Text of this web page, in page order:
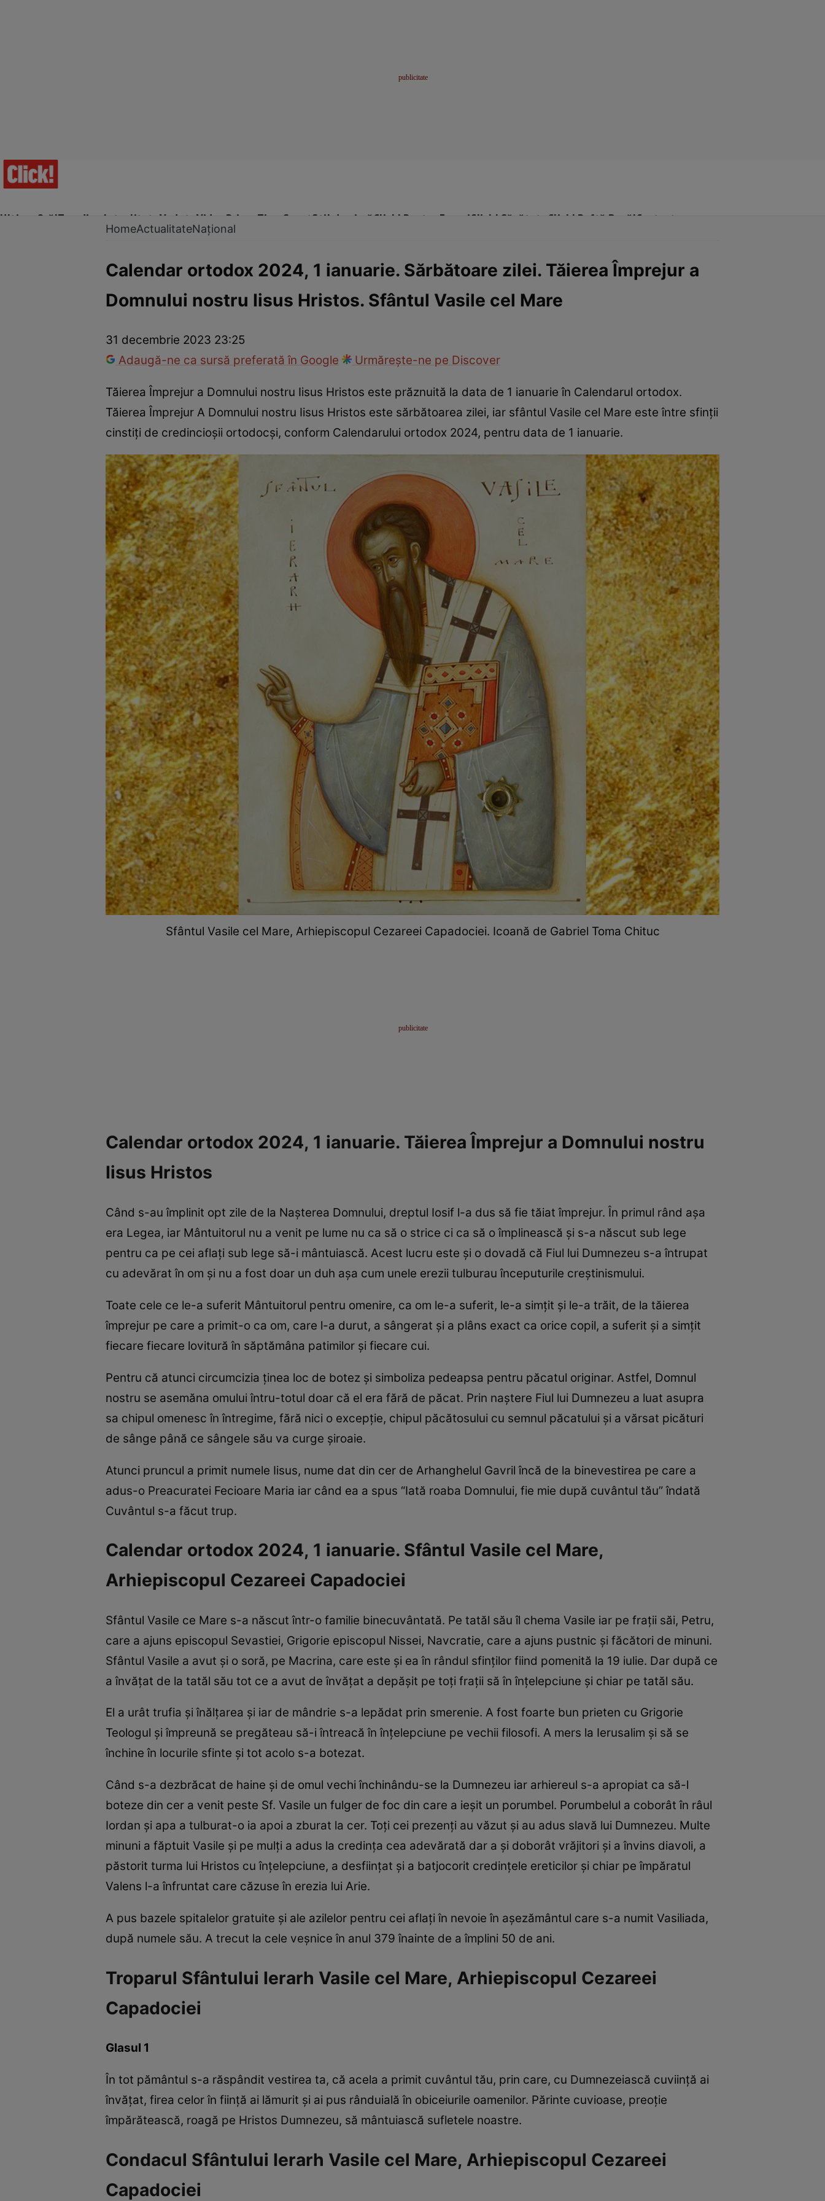
Ultima Oră!Trending Actualitate Vedete Video Prime Time SportStil de viațăClick! Pentru FemeiClick! Sănătate Click! Poftă Bună!Contact
InternaționalFapt diversTehnologieNaționalSport
HomeActualitateNațional
Calendar ortodox 2024, 1 ianuarie. Sărbătoare zilei. Tăierea Împrejur a
Domnului nostru Iisus Hristos. Sfântul Vasile cel Mare
31 decembrie 2023 23:25
Adaugă-ne ca sursă preferată în Google
Urmărește-ne pe Discover
Tăierea Împrejur a Domnului nostru Iisus Hristos este prăznuită la data de 1 ianuarie în Calendarul ortodox.
Tăierea Împrejur A Domnului nostru Iisus Hristos este sărbătoarea zilei, iar sfântul Vasile cel Mare este între sfinții
cinstiți de credincioșii ortodocși, conform Calendarului ortodox 2024, pentru data de 1 ianuarie.
Sfântul Vasile cel Mare, Arhiepiscopul Cezareei Capadociei. Icoană de Gabriel Toma Chituc
Calendar ortodox 2024, 1 ianuarie. Tăierea Împrejur a Domnului nostru
Iisus Hristos
Când s-au împlinit opt zile de la Nașterea Domnului, dreptul Iosif l-a dus să fie tăiat împrejur. În primul rând așa
era Legea, iar Mântuitorul nu a venit pe lume nu ca să o strice ci ca să o împlinească și s-a născut sub lege
pentru ca pe cei aflați sub lege să-i mântuiască. Acest lucru este și o dovadă că Fiul lui Dumnezeu s-a întrupat
cu adevărat în om și nu a fost doar un duh așa cum unele erezii tulburau începuturile creștinismului.
Toate cele ce le-a suferit Mântuitorul pentru omenire, ca om le-a suferit, le-a simțit și le-a trăit, de la tăierea
împrejur pe care a primit-o ca om, care l-a durut, a sângerat și a plâns exact ca orice copil, a suferit și a simțit
fiecare fiecare lovitură în săptămâna patimilor și fiecare cui.
Pentru că atunci circumcizia ținea loc de botez și simboliza pedeapsa pentru păcatul originar. Astfel, Domnul
nostru se asemăna omului întru-totul doar că el era fără de păcat. Prin naștere Fiul lui Dumnezeu a luat asupra
sa chipul omenesc în întregime, fără nici o excepție, chipul păcătosului cu semnul păcatului și a vărsat picături
de sânge până ce sângele său va curge șiroaie.
Atunci pruncul a primit numele Iisus, nume dat din cer de Arhanghelul Gavril încă de la binevestirea pe care a
adus-o Preacuratei Fecioare Maria iar când ea a spus “Iată roaba Domnului, fie mie după cuvântul tău” îndată
Cuvântul s-a făcut trup.
Calendar ortodox 2024, 1 ianuarie. Sfântul Vasile cel Mare,
Arhiepiscopul Cezareei Capadociei
Sfântul Vasile ce Mare s-a născut într-o familie binecuvântată. Pe tatăl său îl chema Vasile iar pe frații săi, Petru,
care a ajuns episcopul Sevastiei, Grigorie episcopul Nissei, Navcratie, care a ajuns pustnic și făcători de minuni.
Sfântul Vasile a avut și o soră, pe Macrina, care este și ea în rândul sfinților fiind pomenită la 19 iulie. Dar după ce
a învățat de la tatăl său tot ce a avut de învățat a depășit pe toți frații să în înțelepciune și chiar pe tatăl său.
El a urât trufia și înălțarea și iar de mândrie s-a lepădat prin smerenie. A fost foarte bun prieten cu Grigorie
Teologul și împreună se pregăteau să-i întreacă în înțelepciune pe vechii filosofi. A mers la Ierusalim și să se
închine în locurile sfinte și tot acolo s-a botezat.
Când s-a dezbrăcat de haine și de omul vechi închinându-se la Dumnezeu iar arhiereul s-a apropiat ca să-l
boteze din cer a venit peste Sf. Vasile un fulger de foc din care a ieșit un porumbel. Porumbelul a coborât în râul
Iordan și apa a tulburat-o ia apoi a zburat la cer. Toți cei prezenți au văzut și au adus slavă lui Dumnezeu. Multe
minuni a făptuit Vasile și pe mulți a adus la credința cea adevărată dar a și doborât vrăjitori și a învins diavoli, a
păstorit turma lui Hristos cu înțelepciune, a desființat și a batjocorit credințele ereticilor și chiar pe împăratul
Valens l-a înfruntat care căzuse în erezia lui Arie.
A pus bazele spitalelor gratuite și ale azilelor pentru cei aflați în nevoie în așezământul care s-a numit Vasiliada,
după numele său. A trecut la cele veșnice în anul 379 înainte de a împlini 50 de ani.
Troparul Sfântului Ierarh Vasile cel Mare, Arhiepiscopul Cezareei
Capadociei
Glasul 1
În tot pământul s-a răspândit vestirea ta, că acela a primit cuvântul tău, prin care, cu Dumnezeiască cuviință ai
învățat, firea celor în ființă ai lămurit și ai pus rânduială în obiceiurile oamenilor. Părinte cuvioase, preoție
împărătească, roagă pe Hristos Dumnezeu, să mântuiască sufletele noastre.
Condacul Sfântului Ierarh Vasile cel Mare, Arhiepiscopul Cezareei
Capadociei